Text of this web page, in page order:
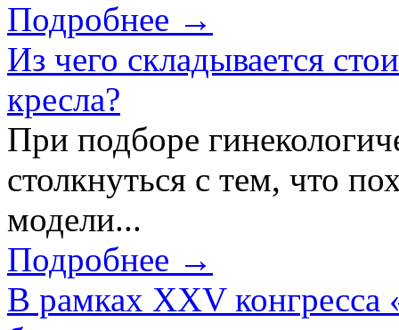
Подробнее →
Из чего складывается
кресла?
При подборе
столкнуться с тем, что
модели...
Подробнее →
В рамках XXV конгресса